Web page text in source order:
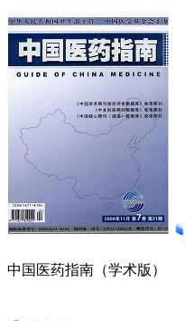
中国医药指南（学术版）